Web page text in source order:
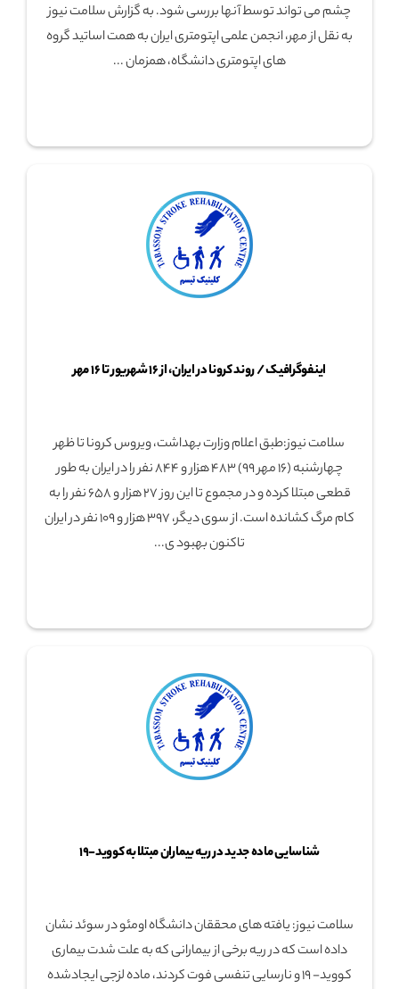
چشم می تواند توسط آنها بررسی شود. به گزارش سلامت نیوز
به نقل از مهر، انجمن علمی اپتومتری ایران به همت اساتید گروه
های اپتومتری دانشگاه، همزمان ...
اینفوگرافیک / روند کرونا در ایران، از ۱۶ شهریور تا ۱۶ مهر
سلامت نیوز:طبق اعلام وزارت بهداشت، ویروس کرونا تا ظهر
چهارشنبه (۱۶ مهر ۹۹) ۴۸۳ هزار و ۸۴۴ نفر را در ایران به طور
قطعی مبتلا کرده و در مجموع تا این روز ۲۷ هزار و ۶۵۸ نفر را به
کام مرگ کشانده است. از سوی دیگر، ۳۹۷ هزار و ۱۰۹ نفر در ایران
تاکنون بهبود ی...
شناسایی ماده جدید در ریه بیماران مبتلا به کووید-۱۹
سلامت نیوز: یافته های محققان دانشگاه اومئو در سوئد نشان
داده است که در ریه برخی از بیمارانی که به علت شدت بیماری
کووید- ۱۹ و نارسایی تنفسی فوت کردند، ماده لزجی ایجادشده